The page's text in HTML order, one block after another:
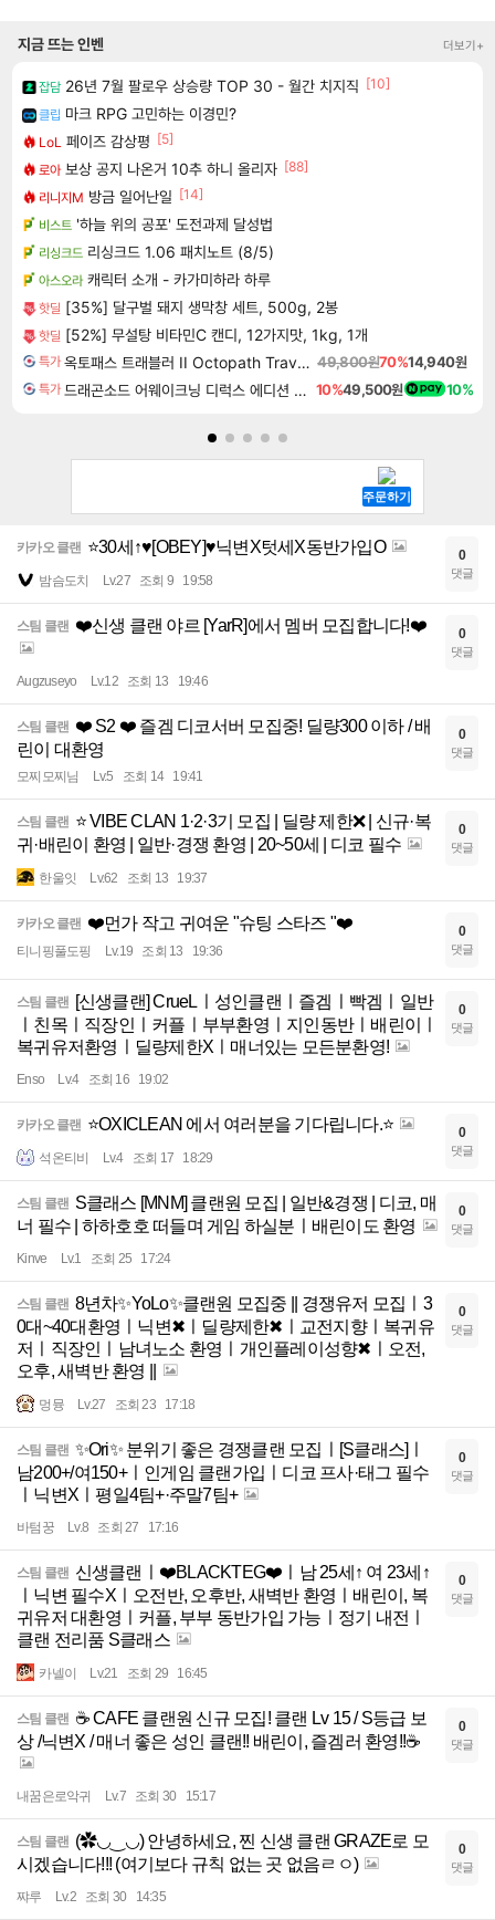
지금 뜨는 인벤 더보기+
잡담 26년 7월 팔로우 상승량 TOP 30 - 월간 치지직 [10]
클립 마크 RPG 고민하는 이경민?
LoL 페이즈 감상평 [5]
로아 보상 공지 나온거 10추 하니 올리자 [88]
리니지M 방금 일어난일 [14]
비스트 '하늘 위의 공포' 도전과제 달성법
리싱크드 리싱크드 1.06 패치노트 (8/5)
아스오라 캐릭터 소개 - 카가미하라 하루
핫딜 [35%] 달구벌 돼지 생막창 세트, 500g, 2봉
핫딜 [52%] 무설탕 비타민C 캔디, 12가지맛, 1kg, 1개
특가 옥토패스 트래블러 II Octopath Traveler II 49,800원70%14,940원
특가 드래곤소드 어웨이크닝 디럭스 에디션 DragonSword Awakening Deluxe Edition 10%49,500원 10%
카카오 클랜 ⭐30세↑♥️[OBEY]♥️닉변X텃세X동반가입O
밤슴도치 Lv.27 조회 9 19:58
0
댓글
스팀 클랜 ❤️신생 클랜 야르 [YarR]에서 멤버 모집합니다!❤️
Augzuseyo Lv.12 조회 13 19:46
0
댓글
스팀 클랜 ❤️ S2 ❤️ 즐겜 디코서버 모집중! 딜량300 이하 / 배
린이 대환영
모찌모찌님 Lv.5 조회 14 19:41
0
댓글
스팀 클랜 ⭐ VIBE CLAN 1·2·3기 모집 | 딜량 제한❌ | 신규·복
귀·배린이 환영 | 일반·경쟁 환영 | 20~50세 | 디코 필수
한울잇 Lv.62 조회 13 19:37
0
댓글
카카오 클랜 ❤️먼가 작고 귀여운 "슈팅 스타즈 "❤️
티니핑풀도핑 Lv.19 조회 13 19:36
0
댓글
스팀 클랜 [신생클랜] CrueLㅣ성인클랜ㅣ즐겜ㅣ빡겜ㅣ일반
ㅣ친목ㅣ직장인ㅣ커플ㅣ부부환영ㅣ지인동반ㅣ배린이ㅣ
복귀유저환영ㅣ딜량제한Xㅣ매너있는 모든분환영!
Enso Lv.4 조회 16 19:02
0
댓글
카카오 클랜 ⭐OXICLEAN 에서 여러분을 기다립니다.⭐
석온티비 Lv.4 조회 17 18:29
0
댓글
스팀 클랜 S클래스 [MNM] 클랜원 모집 | 일반&경쟁 | 디코, 매
너 필수 | 하하호호 떠들며 게임 하실분ㅣ배린이도 환영
Kinve Lv.1 조회 25 17:24
0
댓글
스팀 클랜 8년차✨YoLo✨클랜원 모집중 || 경쟁유저 모집ㅣ3
0대~40대환영ㅣ닉변✖ㅣ딜량제한✖ㅣ교전지향ㅣ복귀유
저ㅣ직장인ㅣ남녀노소 환영ㅣ개인플레이성향✖ㅣ오전,
오후, 새벽반 환영 ||
멍뮹 Lv.27 조회 23 17:18
0
댓글
스팀 클랜 ✨Ori✨ 분위기 좋은 경쟁클랜 모집ㅣ[S클래스]ㅣ
남200+/여150+ㅣ인게임 클랜가입ㅣ디코 프사·태그 필수
ㅣ닉변Xㅣ평일4팀+·주말7팀+
바텀꿍 Lv.8 조회 27 17:16
0
댓글
스팀 클랜 신생클랜ㅣ❤️BLACKTEG❤️ㅣ남 25세↑ 여 23세↑
ㅣ닉변 필수Xㅣ오전반, 오후반, 새벽반 환영ㅣ배린이, 복
귀유저 대환영ㅣ커플, 부부 동반가입 가능ㅣ정기 내전ㅣ
클랜 전리품 S클래스
카넬이 Lv.21 조회 29 16:45
0
댓글
스팀 클랜 ☕ CAFE 클랜원 신규 모집! 클랜 Lv 15 / S등급 보
상 /닉변X / 매너 좋은 성인 클랜!! 배린이, 즐겜러 환영!!☕
내꿈은로악귀 Lv.7 조회 30 15:17
0
댓글
스팀 클랜 (✿◡‿◡) 안녕하세요, 찐 신생 클랜 GRAZE로 모
시겠습니다!!! (여기보다 규칙 없는 곳 없음ㄹㅇ)
쨔루 Lv.2 조회 30 14:35
0
댓글